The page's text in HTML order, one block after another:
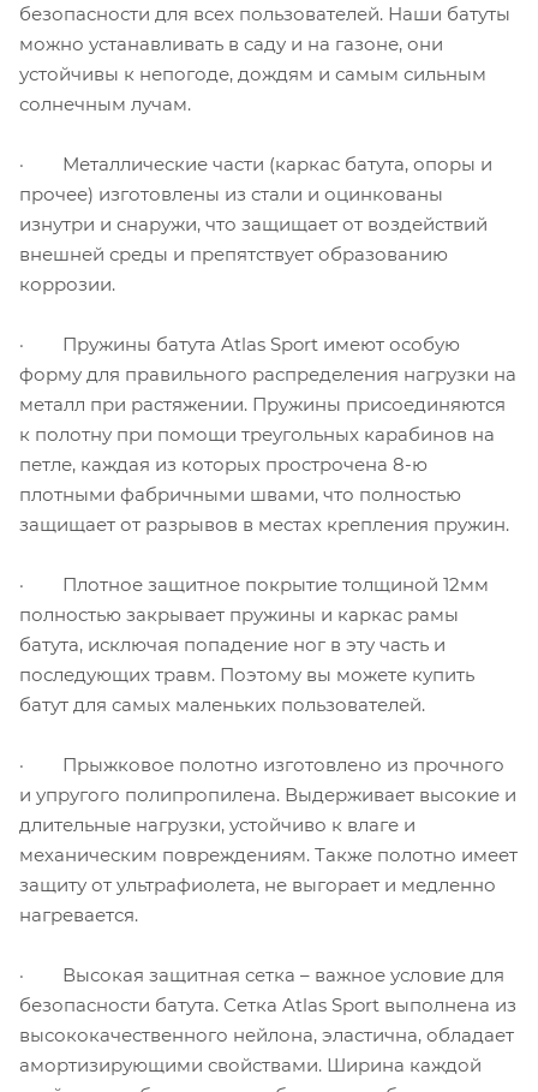
безопасности для всех пользователей. Наши батуты
можно устанавливать в саду и на газоне, они
устойчивы к непогоде, дождям и самым сильным
солнечным лучам.
· Металлические части (каркас батута, опоры и
прочее) изготовлены из стали и оцинкованы
изнутри и снаружи, что защищает от воздействий
внешней среды и препятствует образованию
коррозии.
· Пружины батута Atlas Sport имеют особую
форму для правильного распределения нагрузки на
металл при растяжении. Пружины присоединяются
к полотну при помощи треугольных карабинов на
петле, каждая из которых прострочена 8-ю
плотными фабричными швами, что полностью
защищает от разрывов в местах крепления пружин.
· Плотное защитное покрытие толщиной 12мм
полностью закрывает пружины и каркас рамы
батута, исключая попадение ног в эту часть и
последующих травм. Поэтому вы можете купить
батут для самых маленьких пользователей.
· Прыжковое полотно изготовлено из прочного
и упругого полипропилена. Выдерживает высокие и
длительные нагрузки, устойчиво к влаге и
механическим повреждениям. Также полотно имеет
защиту от ультрафиолета, не выгорает и медленно
нагревается.
· Высокая защитная сетка – важное условие для
безопасности батута. Сетка Atlas Sport выполнена из
высококачественного нейлона, эластична, обладает
амортизирующими свойствами. Ширина каждой